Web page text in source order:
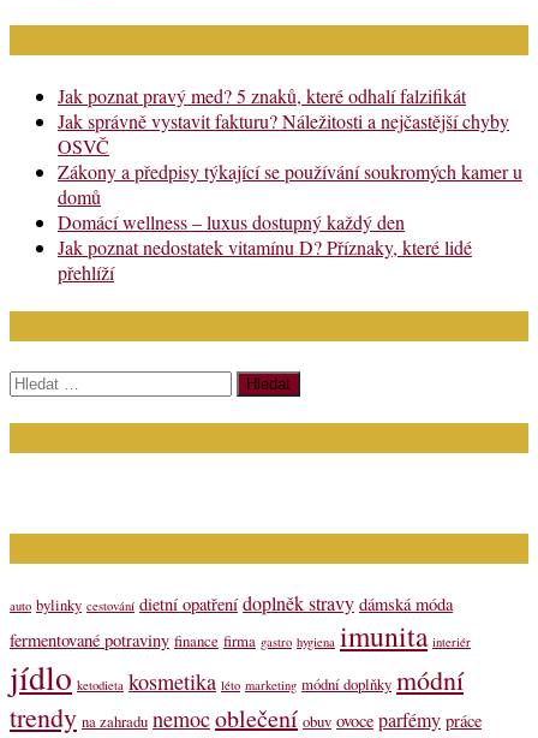
Jak poznat pravý med? 5 znaků, které odhalí falzifikát
Jak správně vystavit fakturu? Náležitosti a nejčastější chyby
OSVČ
Zákony a předpisy týkající se používání soukromých kamer u
domů
Domácí wellness – luxus dostupný každý den
Jak poznat nedostatek vitamínu D? Příznaky, které lidé
přehlíží
Vyhledávání
auto bylinky cestování dietní opatření doplněk stravy dámská móda
fermentované potraviny finance firma gastro hygiena imunita interiér
jídlo ketodieta kosmetika léto marketing módní doplňky módní
trendy na zahradu nemocoblečení obuv ovoce parfémy práce